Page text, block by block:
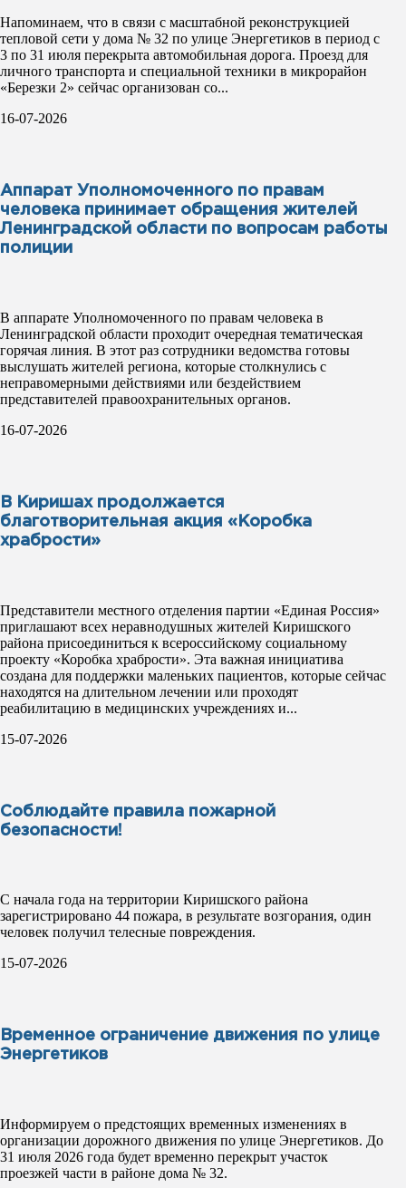
Напоминаем, что в связи с масштабной реконструкцией
тепловой сети у дома № 32 по улице Энергетиков в период с
3 по 31 июля перекрыта автомобильная дорога. Проезд для
личного транспорта и специальной техники в микрорайон
«Березки 2» сейчас организован со...
16-07-2026
Аппарат Уполномоченного по правам
человека принимает обращения жителей
Ленинградской области по вопросам работы
полиции
В аппарате Уполномоченного по правам человека в
Ленинградской области проходит очередная тематическая
горячая линия. В этот раз сотрудники ведомства готовы
выслушать жителей региона, которые столкнулись с
неправомерными действиями или бездействием
представителей правоохранительных органов.
16-07-2026
В Киришах продолжается
благотворительная акция «Коробка
храбрости»
Представители местного отделения партии «Единая Россия»
приглашают всех неравнодушных жителей Киришского
района присоединиться к всероссийскому социальному
проекту «Коробка храбрости». Эта важная инициатива
создана для поддержки маленьких пациентов, которые сейчас
находятся на длительном лечении или проходят
реабилитацию в медицинских учреждениях и...
15-07-2026
Соблюдайте правила пожарной
безопасности!
С начала года на территории Киришского района
зарегистрировано 44 пожара, в результате возгорания, один
человек получил телесные повреждения.
15-07-2026
Временное ограничение движения по улице
Энергетиков
Информируем о предстоящих временных изменениях в
организации дорожного движения по улице Энергетиков. До
31 июля 2026 года будет временно перекрыт участок
проезжей части в районе дома № 32.